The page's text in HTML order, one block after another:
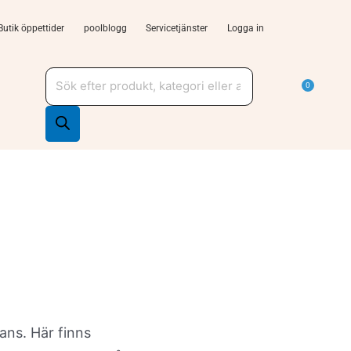
öppettider poolblogg Servicetjänster Logga in
Tjänster och support
Produktsökning 0
Här finns